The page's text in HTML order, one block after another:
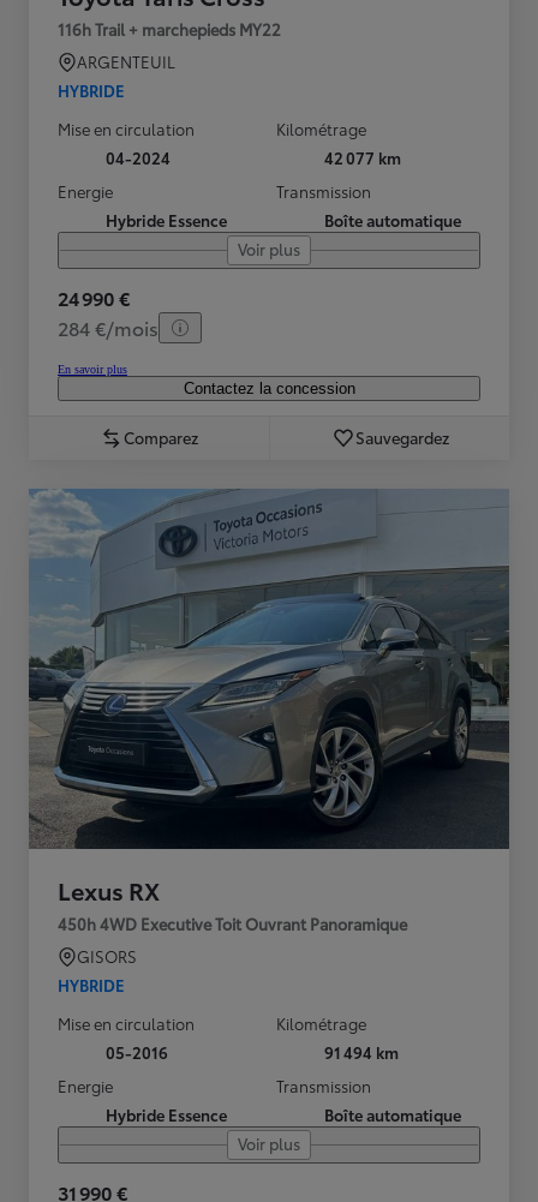
116h Trail + marchepieds MY22
ARGENTEUIL
HYBRIDE
Mise en circulation
04-2024
Kilométrage
42 077 km
Energie
Hybride Essence
Transmission
Boîte automatique
Voir plus
24 990 €
284 €/mois
En savoir plus
Contactez la concession
Comparez Sauvegardez
Lexus RX
450h 4WD Executive Toit Ouvrant Panoramique
GISORS
HYBRIDE
Mise en circulation
05-2016
Kilométrage
91 494 km
Energie
Hybride Essence
Transmission
Boîte automatique
Voir plus
31 990 €